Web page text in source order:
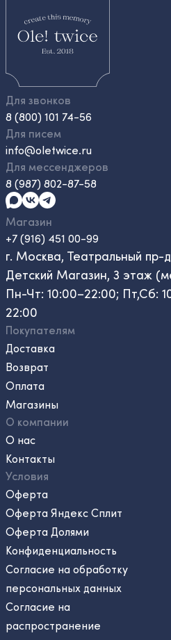
Для звонков
8 (800) 101 74-56
Для писем
info@oletwice.ru
Для мессенджеров
8 (987) 802-87-58
Магазин
+7 (916) 451 00-99
г. Москва, Театральный пр-
Детский Магазин, 3 этаж
Пн-Чт: 10:00–22:00; Пт,Сб:
22:00
Покупателям
Доставка
Возврат
Оплата
Магазины
О компании
О нас
Контакты
Условия
Оферта
Оферта Яндекс Сплит
Оферта Долями
Конфиденциальность
Согласие на обработку
персональных данных
Согласие на
распространение